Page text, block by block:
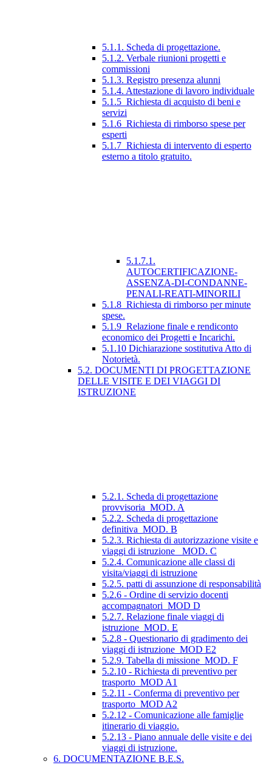
5.1.1. Scheda di progettazione.
5.1.2. Verbale riunioni progetti e
commissioni
5.1.3. Registro presenza alunni
5.1.4. Attestazione di lavoro individuale
5.1.5_Richiesta di acquisto di beni e
servizi
5.1.6_Richiesta di rimborso spese per
esperti
5.1.7_Richiesta di intervento di esperto
esterno a titolo gratuito.
5.1.7.1.
AUTOCERTIFICAZIONE-
ASSENZA-DI-CONDANNE-
PENALI-REATI-MINORILI
5.1.8_Richiesta di rimborso per minute
spese.
5.1.9_Relazione finale e rendiconto
economico dei Progetti e Incarichi.
5.1.10 Dichiarazione sostitutiva Atto di
Notorietà.
5.2. DOCUMENTI DI PROGETTAZIONE
DELLE VISITE E DEI VIAGGI DI
ISTRUZIONE
5.2.1. Scheda di progettazione
provvisoria_MOD. A
5.2.2. Scheda di progettazione
definitiva_MOD. B
5.2.3. Richiesta di autorizzazione visite e
viaggi di istruzione_ MOD. C
5.2.4. Comunicazione alle classi di
visita/viaggi di istruzione
5.2.5. patti di assunzione di responsabilità
5.2.6 - Ordine di servizio docenti
accompagnatori_MOD D
5.2.7. Relazione finale viaggi di
istruzione_MOD. E
5.2.8 - Questionario di gradimento dei
viaggi di istruzione_MOD E2
5.2.9. Tabella di missione_MOD. F
5.2.10 - Richiesta di preventivo per
trasporto_MOD A1
5.2.11 - Conferma di preventivo per
trasporto_MOD A2
5.2.12 - Comunicazione alle famiglie
itinerario di viaggio.
5.2.13 - Piano annuale delle visite e dei
viaggi di istruzione.
6. DOCUMENTAZIONE B.E.S.